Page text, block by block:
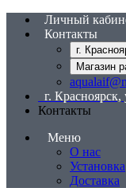
Личный
Контакты
г.
Магазин
г.
Контакты
Меню
О нас
Установка
Доставка